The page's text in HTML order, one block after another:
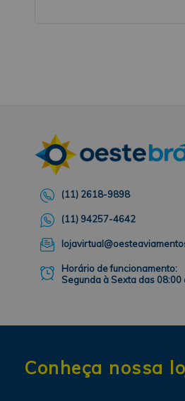
(11) 2618-9898
(11) 94257-4642
Horário de funcionamento:
Segunda à Sexta das 08:00
Conheça nossa